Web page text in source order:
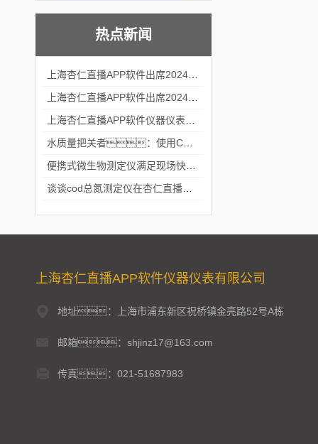
热点新闻
上海杏仁直播APP软件仪器仪表有限公司
地址：上海市浦东新区祝桥镇金亮路52号A栋
邮箱：shjinz17@163.com
传真：021-51687983